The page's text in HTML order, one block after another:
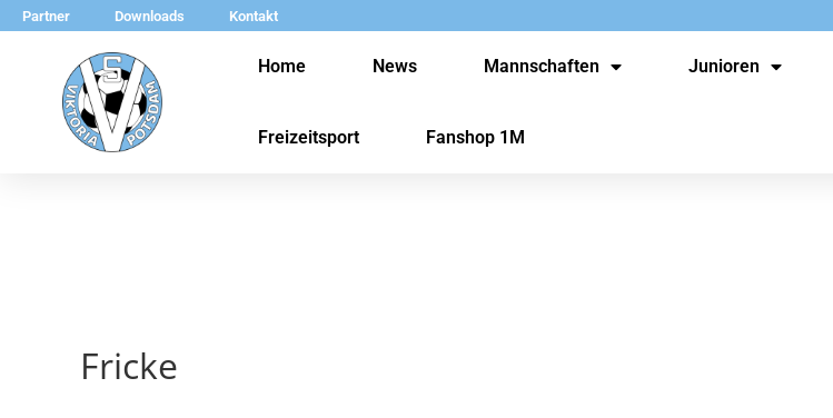
Partner Downloads Kontakt
Home News Mannschaften Junioren
Freizeitsport Fanshop 1M
Fricke